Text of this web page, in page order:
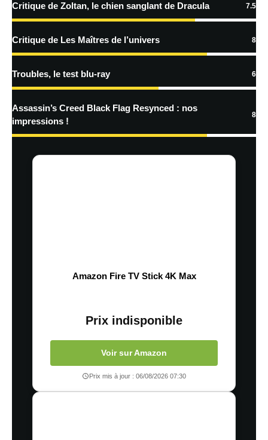
E-mail* Site web
Enregistrer mon nom, mon e-mail et mon site dans le navigateur pour
Prévenez-moi de tous les nouveaux articles par e-mail.
Critique de Zoltan, le chien sanglant de Dracula 7.5
Critique de Les Maîtres de l’univers 8
Troubles, le test blu-ray 6
Assassin’s Creed Black Flag Resynced : nos
impressions !
8
Amazon Fire TV Stick 4K Max
Prix indisponible
Voir sur Amazon
Prix mis à jour : 06/08/2026 07:30